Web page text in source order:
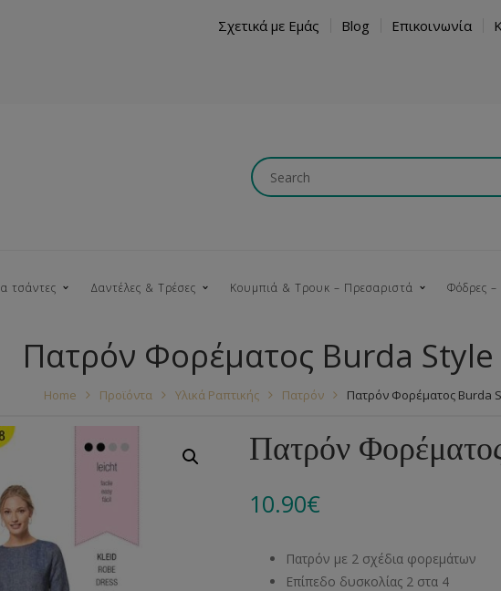
Σχετικά με Εμάς Blog Επικοινωνία
τσάντες
Τσάντες Κουμπώματα
Αλυσίδες
Μεταλλικά Εξαρτήματα
Νήματα
Αξεσουάρ
Δαντέλες & Τρέσες
Βαμβακερές
Μπροντερί
Ελαστικές
Κρόσια
Φυτίλια- Κορδόνια
Διάφορες Τρέσες
Κουμπιά & Τρουκ – Πρεσαριστά
Ξύλινα
Πουκαμίσου
Στρας
Μοντγκόμερι
Φόδρες
Πατρόν Φορέματος Burda Style
Home Προϊόντα Υλικά Ραπτικής Πατρόν Πατρόν Φορέματος Burda
Πατρόν
10.90€
Πατρόν με 2 σχέδια φορεμάτων
Επίπεδο δυσκολίας 2 στα 4